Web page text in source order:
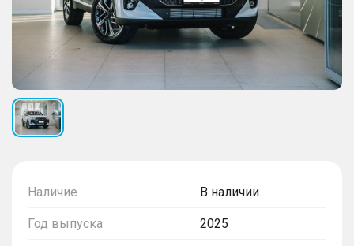
Наличие В наличии
Год выпуска 2025